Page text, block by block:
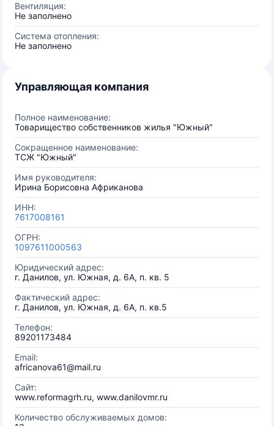
Вентиляция:
Не заполнено
Система отопления:
Не заполнено
Управляющая компания
Полное наименование:
Товарищество собственников жилья "Южный"
Сокращенное наименование:
ТСЖ "Южный"
Имя руководителя:
Ирина Борисовна Африканова
ИНН:
7617008161
ОГРН:
1097611000563
Юридический адрес:
г. Данилов, ул. Южная, д. 6А, п. кв. 5
Фактический адрес:
г. Данилов, ул. Южная, д. 6А, п. кв.5
Телефон:
89201173484
Email:
africanova61@mail.ru
Сайт:
www.reformagrh.ru, www.danilovmr.ru
Количество обслуживаемых домов: